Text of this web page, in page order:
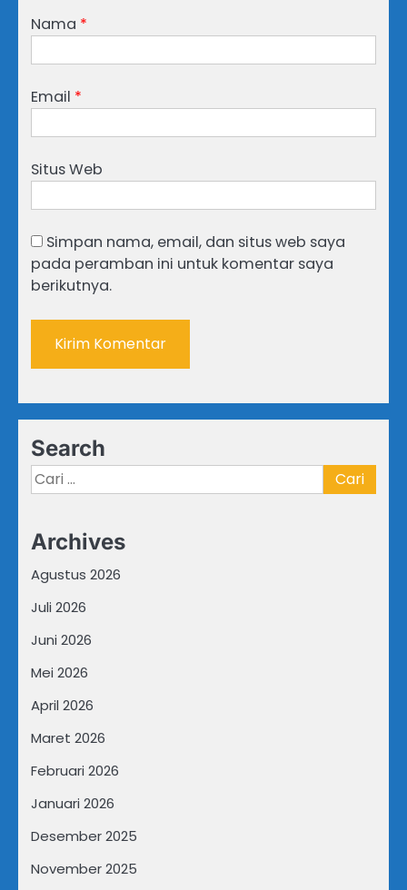
Nama *
Email *
Situs Web
Simpan nama, email, dan situs web saya
pada peramban ini untuk komentar saya
berikutnya.
Search
Cari
untuk:
Archives
Agustus 2026
Juli 2026
Juni 2026
Mei 2026
April 2026
Maret 2026
Februari 2026
Januari 2026
Desember 2025
November 2025